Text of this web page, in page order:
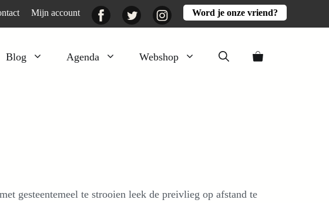
Mijn account FacebookTwitter InstagramWord je onze vriend?
Blog Agenda Webshop
gesteentemeel te strooien leek de preivlieg op afstand te